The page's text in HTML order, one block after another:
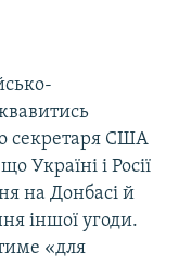
секретаря США
Україні і Росії
на Донбасі й
іншої угоди.
«для